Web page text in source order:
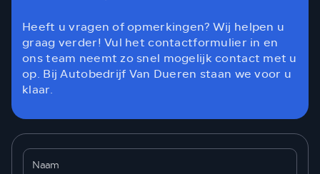
Heeft u vragen of opmerkingen? Wij helpen u
graag verder! Vul het contactformulier in en
ons team neemt zo snel mogelijk contact met u
op. Bij Autobedrijf Van Dueren staan we voor u
klaar.